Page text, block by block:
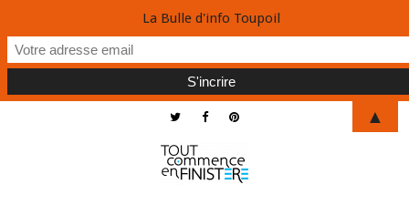
La Bulle d'info Toupoil
▲